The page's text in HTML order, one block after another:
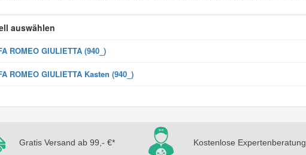
auswählen
ROMEO GIULIETTA (940_)
ROMEO GIULIETTA Kasten (940_)
Gratis Versand ab 99,- €* Kostenlose Expertenberatung